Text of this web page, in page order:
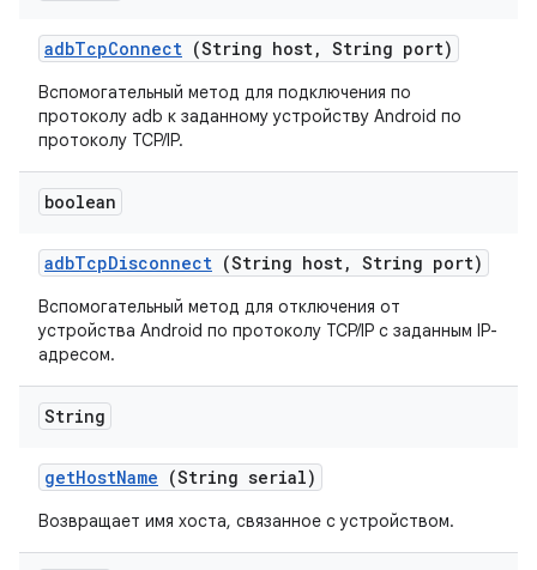
adbTcpConnect (String host, String port)
Вспомогательный метод для подключения по
протоколу adb к заданному устройству Android по
протоколу TCP/IP.
boolean
adbTcpDisconnect (String host, String port)
Вспомогательный метод для отключения от
устройства Android по протоколу TCP/IP с заданным IP-
адресом.
String
getHostName (String serial)
Возвращает имя хоста, связанное с устройством.